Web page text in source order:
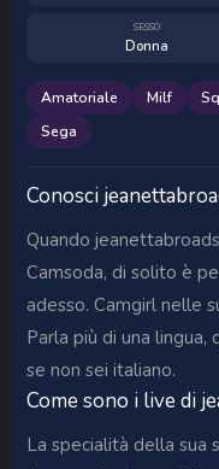
SESSO
Donna
Amatoriale Milf
Sega
Conosci
Quando
Camsoda, di solito è
adesso. Camgirl nelle
Parla più di una lingua,
se non sei italiano.
Come sono i live di
La specialità della sua